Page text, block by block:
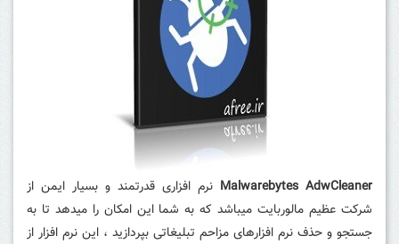
Malwarebytes AdwCleaner نرم افزاری قدرتمند و بسیار ایمن از
شرکت عظیم مالوربایت میباشد که به شما این امکان را میدهد تا به
جستجو و حذف نرم افزارهای مزاحم تبلیغاتی بپردازید ، این نرم افزار از